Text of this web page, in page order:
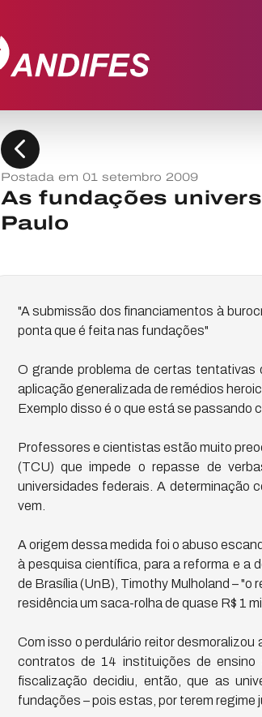
chevron_left
Postada em 01 setembro 2009
As fundações
Paulo
"A submissão dos financiamentos à
ponta que é feita nas fundações"
O grande problema de certas tentativas
aplicação generalizada de remédios
Exemplo disso é o que está se passando
Professores e cientistas estão muito
(TCU) que impede o repasse de
universidades federais. A determinação
vem.
A origem dessa medida foi o abuso
à pesquisa científica, para a reforma e a
de Brasília (UnB), Timothy Mulholand – "o
residência um saca-rolha de quase R$ 1
Com isso o perdulário reitor
contratos de 14 instituições de ensino
fiscalização decidiu, então, que as
fundações – pois estas, por terem regime